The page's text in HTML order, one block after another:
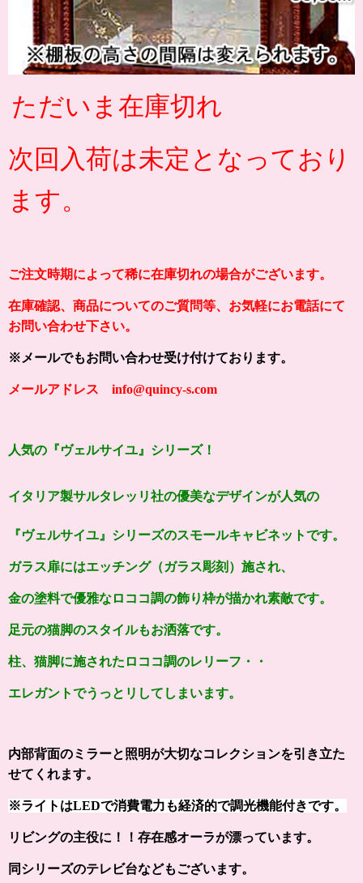
ただいま在庫切れ
次回入荷は未定となっており
ます。
ご注文時期によって稀に在庫切れの場合がございます。
在庫確認、商品についてのご質問等、お気軽にお電話にて
お問い合わせ下さい。
※メールでもお問い合わせ受け付けております。
メールアドレス info@quincy-s.com
人気の『ヴェルサイユ』シリーズ！
イタリア製サルタレッリ社の優美なデザインが人気の
『ヴェルサイユ 』シリーズのスモールキャビネットです。
ガラス扉にはエッチング（ガラス彫刻） 施され、
金の塗料で優雅なロココ調の飾り枠が描かれ素敵です。
足元の猫脚のスタイルもお洒落です。
柱、猫脚に施されたロココ調のレリーフ・・
エレガントでうっとリしてしまいます。
内部背面のミラーと照明が大切なコレクションを引き立た
せてくれます。
※ライトはLEDで消費電力も経済的で調光機能付きです。
リビングの主役に！！ 存在感オーラが漂っています。
同シリーズのテレビ台などもございます。